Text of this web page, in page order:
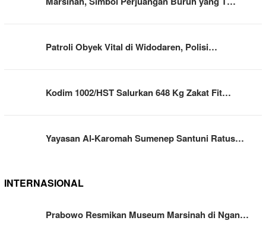
Patroli Obyek Vital di Widodaren, Polisi…
Kodim 1002/HST Salurkan 648 Kg Zakat Fit…
Yayasan Al-Karomah Sumenep Santuni Ratus…
INTERNASIONAL
Prabowo Resmikan Museum Marsinah di Ngan…